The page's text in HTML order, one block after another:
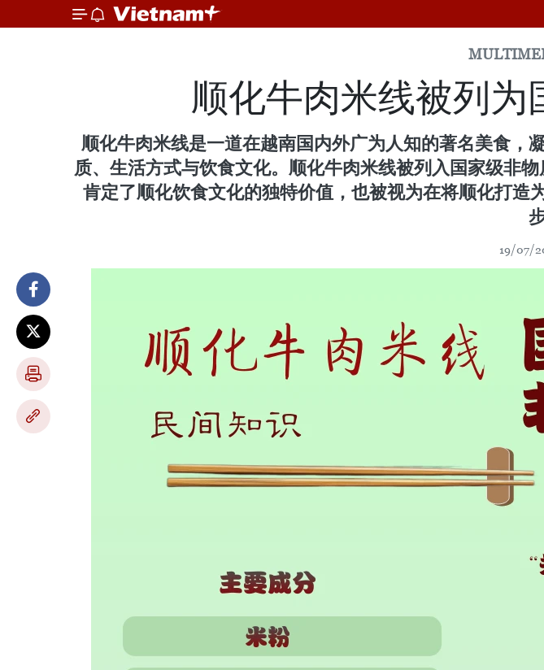
顺化牛肉米线被列
顺化牛肉米线是一道在越南国内外广为人知的著名美食，
质、生活方式与饮食文化。顺化牛肉米线被列入国家级非
肯定了顺化饮食文化的独特价值，也被视为在将顺化打造
19/07/